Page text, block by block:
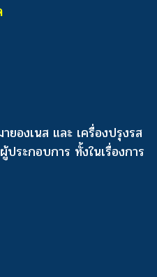
องเนส และ เครื่องปรุงรส
ประกอบการ ทั้งในเรื่องการ